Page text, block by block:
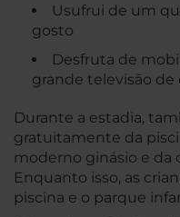
Usufrui de um
gosto
Desfruta de
grande televisão de
Durante a estadia,
gratuitamente da
moderno ginásio e da
Enquanto isso, as
piscina e o parque